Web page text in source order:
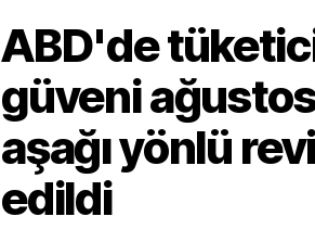
ABD'de
güveni
aşağı yönlü
edildi